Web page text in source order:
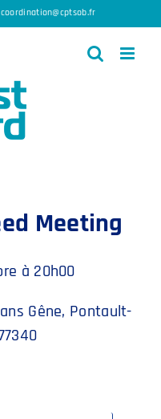
coordination@cptsob.fr
Meeting
à 20h00
Gêne, Pontault-